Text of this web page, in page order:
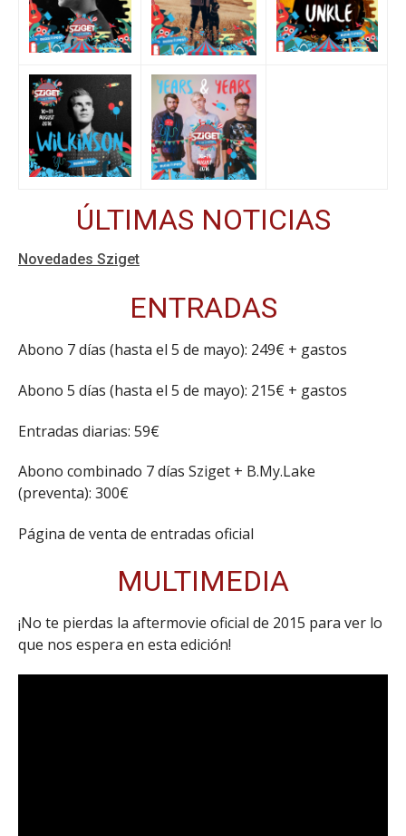
ÚLTIMAS NOTICIAS
Novedades Sziget
ENTRADAS
Abono 7 días (hasta el 5 de mayo): 249€ + gastos
Abono 5 días (hasta el 5 de mayo): 215€ + gastos
Entradas diarias: 59€
Abono combinado 7 días Sziget + B.My.Lake
(preventa): 300€
Página de venta de entradas oficial
MULTIMEDIA
¡No te pierdas la aftermovie oficial de 2015 para ver lo
que nos espera en esta edición!